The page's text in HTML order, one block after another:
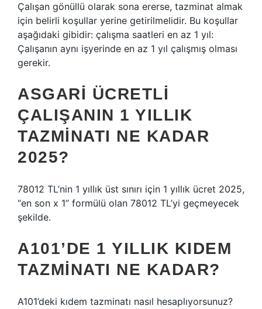
Çalışan gönüllü olarak sona ererse, tazminat almak
için belirli koşullar yerine getirilmelidir. Bu koşullar
aşağıdaki gibidir: çalışma saatleri en az 1 yıl:
Çalışanın aynı işyerinde en az 1 yıl çalışmış olması
gerekir.
ASGARI ÜCRETLI
ÇALIŞANIN 1 YILLIK
TAZMINATI NE KADAR
2025?
78012 TL’nin 1 yıllık üst sınırı için 1 yıllık ücret 2025,
“en son x 1” formülü olan 78012 TL’yi geçmeyecek
şekilde.
A101’DE 1 YILLIK KIDEM
TAZMINATI NE KADAR?
A101’deki kıdem tazminatı nasıl hesaplıyorsunuz?